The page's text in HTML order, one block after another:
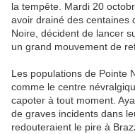
la tempête. Mardi 20
avoir drainé des centaines
Noire, décident de lancer
un grand mouvement de
Les populations de Pointe
comme le centre
capoter à tout moment.
de graves incidents dans
redouteraient le pire à